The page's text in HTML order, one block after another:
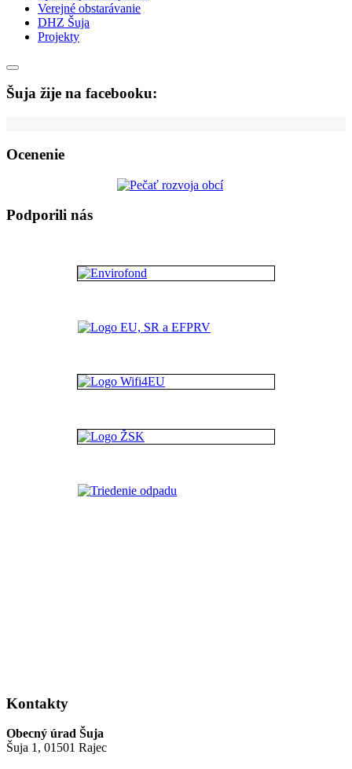
Verejné obstarávanie
DHZ Šuja
Projekty
Šuja žije na facebooku:
Ocenenie
Podporili nás
Kontakty
Obecný úrad Šuja
Šuja 1, 01501 Rajec